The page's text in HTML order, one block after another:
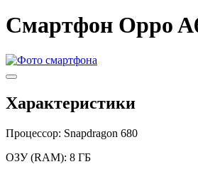
Смартфон Oppo
Характеристики
Процессор: Snapdragon 680
ОЗУ (RAM): 8 ГБ